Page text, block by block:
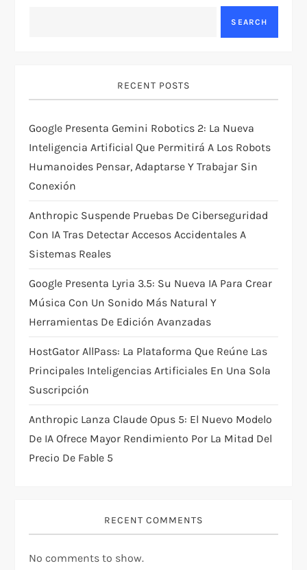
i
o
n
SEARCH
RECENT POSTS
Google Presenta Gemini Robotics 2: La Nueva
Inteligencia Artificial Que Permitirá A Los Robots
Humanoides Pensar, Adaptarse Y Trabajar Sin
Conexión
Anthropic Suspende Pruebas De Ciberseguridad
Con IA Tras Detectar Accesos Accidentales A
Sistemas Reales
Google Presenta Lyria 3.5: Su Nueva IA Para Crear
Música Con Un Sonido Más Natural Y
Herramientas De Edición Avanzadas
HostGator AllPass: La Plataforma Que Reúne Las
Principales Inteligencias Artificiales En Una Sola
Suscripción
Anthropic Lanza Claude Opus 5: El Nuevo Modelo
De IA Ofrece Mayor Rendimiento Por La Mitad Del
Precio De Fable 5
RECENT COMMENTS
No comments to show.